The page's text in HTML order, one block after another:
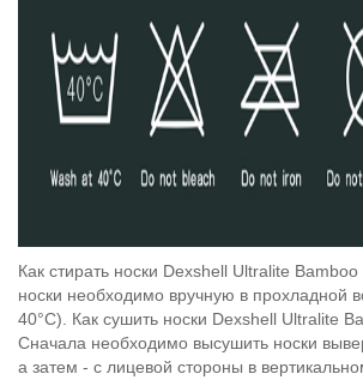
Как стирать носки Dexshell Ultralite
носки необходимо вручную в прохладной
40°C). Как сушить носки Dexshell Ultralite
Сначала необходимо высушить носки
а затем - с лицевой стороны в